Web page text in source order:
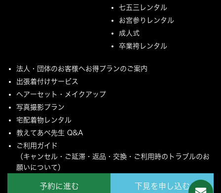
予約に進む 下見を申し込む
七五三レンタル
お宮参りレンタル
成人式
卒業袴レンタル
法人・団体のお客様へお得プランのご案内
出張着付けサービス
ヘアーセット・メイクアップ
写真撮影プラン
宅配着物レンタル
教えてあべ先生 Q&A
ご利用ガイド
（キャンセル・ご延滞・返品・交換・ご利用時のトラブルのお
願いについて）